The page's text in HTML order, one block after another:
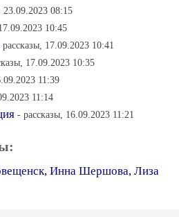
23.09.2023 08:15
10:45
рассказы, 17.09.2023 10:41
17.09.2023 10:35
11:39
11:14
- рассказы, 16.09.2023 11:21
, Инна Шершова, Лиза